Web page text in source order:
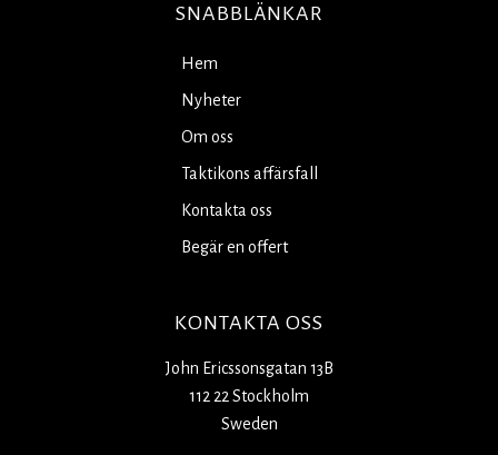
SNABBLÄNKAR
Hem
Nyheter
Om oss
Taktikons affärsfall
Kontakta oss
Begär en offert
KONTAKTA OSS
John Ericssonsgatan 13B
112 22 Stockholm
Sweden